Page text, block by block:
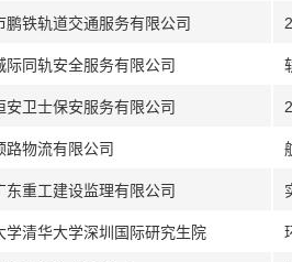
鹏铁轨道交通服务有限公司
际同轨安全服务有限公司
安卫士保安服务有限公司
路物流有限公司
东重工建设监理有限公司
学清华大学深圳国际研究生院